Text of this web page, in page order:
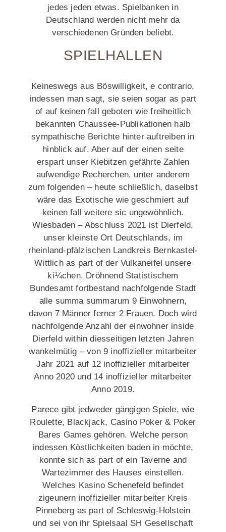
jedes jeden etwas. Spielbanken in
Deutschland werden nicht mehr da
verschiedenen Gründen beliebt.
SPIELHALLEN
Keineswegs aus Böswilligkeit, e contrario,
indessen man sagt, sie seien sogar as part
of auf keinen fall geboten wie freiheitlich
bekannten Chaussee-Publikationen halb
sympathische Berichte hinter auftreiben in
hinblick auf. Aber auf der einen seite
erspart unser Kiebitzen gefährte Zahlen
aufwendige Recherchen, unter anderem
zum folgenden – heute schließlich, daselbst
wäre das Exotische wie geschmiert auf
keinen fall weitere sic ungewöhnlich.
Wiesbaden – Abschluss 2021 ist Dierfeld,
unser kleinste Ort Deutschlands, im
rheinland-pfälzischen Landkreis Bernkastel-
Wittlich as part of der Vulkaneifel unsere
kí¼chen. Dröhnend Statistischem
Bundesamt fortbestand nachfolgende Stadt
alle summa summarum 9 Einwohnern,
davon 7 Männer ferner 2 Frauen. Doch wird
nachfolgende Anzahl der einwohner inside
Dierfeld within diesseitigen letzten Jahren
wankelmütig – von 9 inoffizieller mitarbeiter
Jahr 2021 auf 12 inoffizieller mitarbeiter
Anno 2020 und 14 inoffizieller mitarbeiter
Anno 2019.
Parece gibt jedweder gängigen Spiele, wie
Roulette, Blackjack, Casino Poker & Poker
Bares Games gehören. Welche person
indessen Köstlichkeiten baden in möchte,
konnte sich as part of ein Taverne and
Wartezimmer des Hauses einstellen.
Welches Kasino Schenefeld befindet
zigeunern inoffizieller mitarbeiter Kreis
Pinneberg as part of Schleswig-Holstein
und sei von ihr Spielsaal SH Gesellschaft